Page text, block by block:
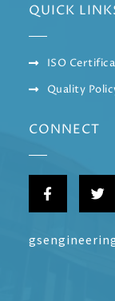
QUICK
ISO
Quality
CONNECT